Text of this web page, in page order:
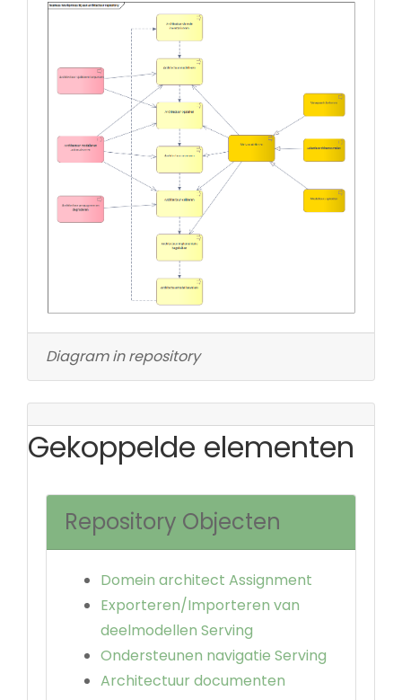
Diagram in repository
Gekoppelde elementen
Repository Objecten
Domein architect Assignment
Exporteren/Importeren van
deelmodellen Serving
Ondersteunen navigatie Serving
Architectuur documenten